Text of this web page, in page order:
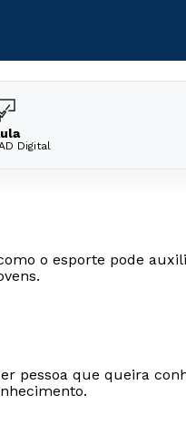
Digital
o esporte pode
pessoa que queira